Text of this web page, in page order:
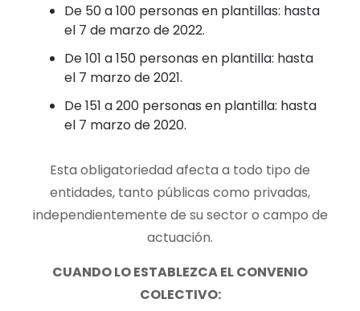
De 50 a 100 personas en plantillas: hasta
el 7 de marzo de 2022.
De 101 a 150 personas en plantilla: hasta
el 7 marzo de 2021.
De 151 a 200 personas en plantilla: hasta
el 7 marzo de 2020.
Esta obligatoriedad afecta a todo tipo de
entidades, tanto públicas como privadas,
independientemente de su sector o campo de
actuación.
CUANDO LO ESTABLEZCA EL CONVENIO
COLECTIVO: